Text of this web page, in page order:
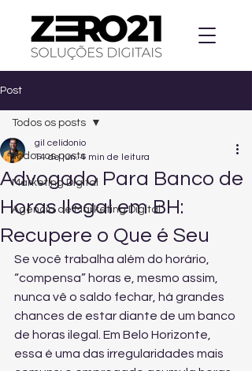
Post
Todos os posts
Marketing Digital
Agencia de Marketing Digital
Todos os posts
Advogado Para Banco de
Horas Ilegal em BH:
Recupere o Que é Seu
gil celidonio
14 de jun. 4 min de leitura
Se você trabalha além do horário,
“compensa” horas e, mesmo assim,
nunca vê o saldo fechar, há grandes
chances de estar diante de um banco
de horas ilegal. Em Belo Horizonte,
essa é uma das irregularidades mais